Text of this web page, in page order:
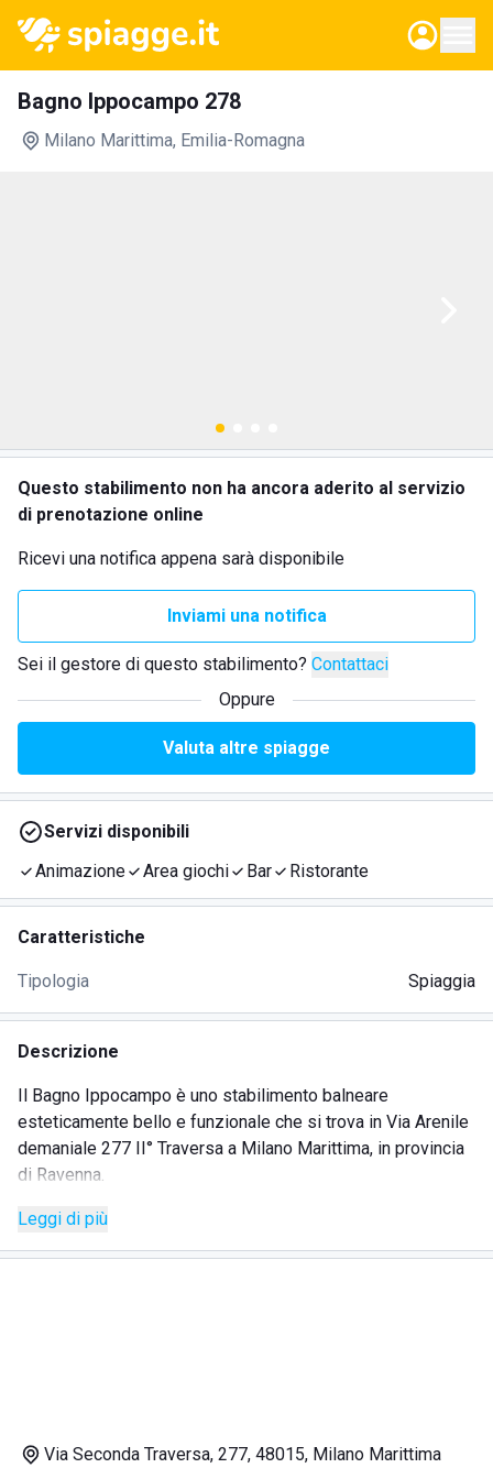
Bagno Ippocampo 278
Milano Marittima, Emilia-Romagna
Questo stabilimento non ha ancora aderito al servizio
di prenotazione online
Ricevi una notifica appena sarà disponibile
Inviami una notifica
Sei il gestore di questo stabilimento? Contattaci
Oppure
Valuta altre spiagge
Servizi disponibili
Animazione
Area giochi Bar Ristorante
Caratteristiche
Tipologia Spiaggia
Descrizione
Il Bagno Ippocampo è uno stabilimento balneare
esteticamente bello e funzionale che si trova in Via Arenile
demaniale 277 II° Traversa a Milano Marittima, in provincia
di Ravenna.
Strada Statale 16 oppure utilizzando sia gli autobus del
servizio pubblico (o quelli privati), sia le Ferrovie di
possibile rilassarsi grazie a un trattamento personalizzato
Leggi di più
Via Seconda Traversa, 277, 48015, Milano Marittima